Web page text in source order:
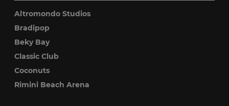
Altromondo Studios
Bradipop
Beky Bay
Classic Club
Coconuts
Rimini Beach Arena